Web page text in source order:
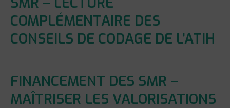
COMPLÉMENTAIRE DES
CONSEILS DE CODAGE DE L’ATIH
FINANCEMENT DES SMR –
MAÎTRISER LES VALORISATIONS